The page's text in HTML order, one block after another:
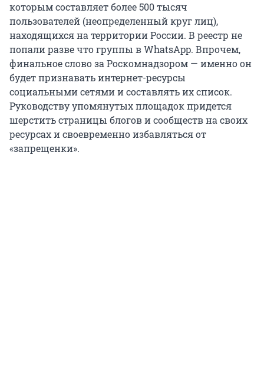
которым составляет более 500 тысяч
пользователей (неопределенный круг лиц),
находящихся на территории России. В реестр не
попали разве что группы в WhatsApp. Впрочем,
финальное слово за Роскомнадзором — именно он
будет признавать интернет-ресурсы
социальными сетями и составлять их список.
Руководству упомянутых площадок придется
шерстить страницы блогов и сообществ на своих
ресурсах и своевременно избавляться от
«запрещенки».